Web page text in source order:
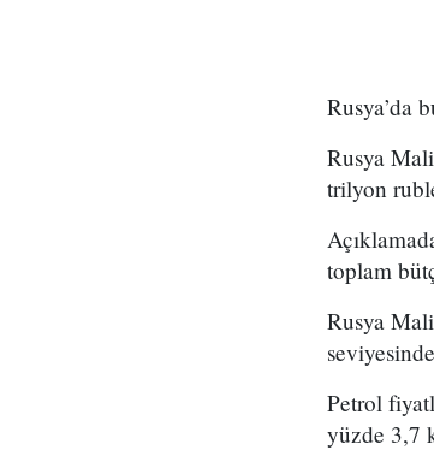
Rusya’da
Rusya
trilyon
toplam
Rusya
Petrol
yüzde 3,7